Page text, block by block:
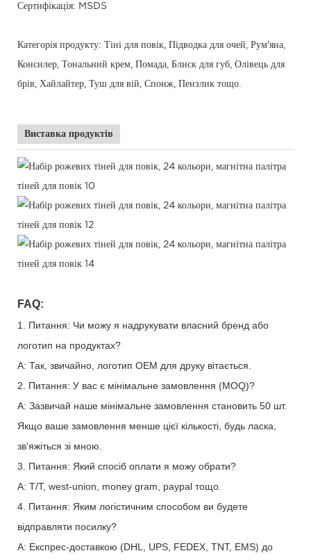
Сертифікація: MSDS
Категорія продукту: Тіні для повік, Підводка для очей, Рум'яна,
Консилер, Тональний крем, Помада, Блиск для губ, Олівець для
брів, Хайлайтер, Туш для вій, Спонж, Пензлик тощо.
Виставка продуктів
FAQ:
1. Питання: Чи можу я надрукувати власний бренд або
логотип на продуктах?
A: Так, звичайно, логотип OEM для друку вітається.
2. Питання: У вас є мінімальне замовлення (MOQ)?
A: Зазвичай наше мінімальне замовлення становить 50 шт.
Якщо ваше замовлення менше цієї кількості, будь ласка,
зв'яжіться зі мною.
3. Питання: Який спосіб оплати я можу обрати?
A: T/T, west-union, money gram, paypal тощо.
4. Питання: Яким логістичним способом ви будете
відправляти посилку?
A: Експрес-доставкою (DHL, UPS, FEDEX, TNT, EMS) до